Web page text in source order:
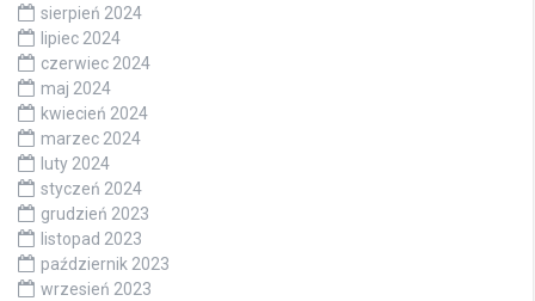
sierpień 2024
lipiec 2024
czerwiec 2024
maj 2024
kwiecień 2024
marzec 2024
luty 2024
styczeń 2024
grudzień 2023
listopad 2023
październik 2023
wrzesień 2023